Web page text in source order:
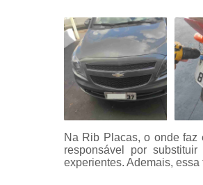
Na Rib Placas, o onde faz
responsável por
experientes. Ademais,